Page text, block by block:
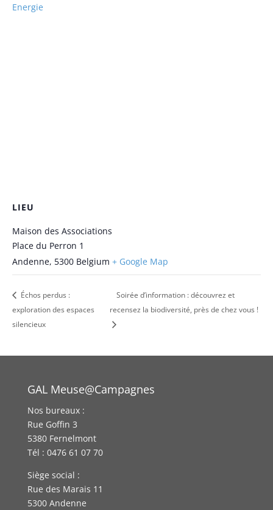
Energie
LIEU
Maison des Associations
Place du Perron 1
Andenne, 5300 Belgium + Google Map
Échos perdus :
exploration des espaces
silencieux
Soirée d’information : découvrez et
recensez la biodiversité, près de chez vous !
GAL Meuse@Campagnes
Nos bureaux :
Rue Goffin 3
5380 Fernelmont
Tél : 0476 61 07 70
Siège social :
Rue des Marais 11
5300 Andenne